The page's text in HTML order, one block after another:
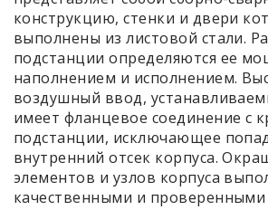
конструкцию, стенки и двери
выполнены из листовой стали.
подстанции определяются ее
наполнением и исполнением.
воздушный ввод,
имеет фланцевое соединение с
подстанции, исключающее
внутренний отсек корпуса.
элементов и узлов корпуса
качественными и